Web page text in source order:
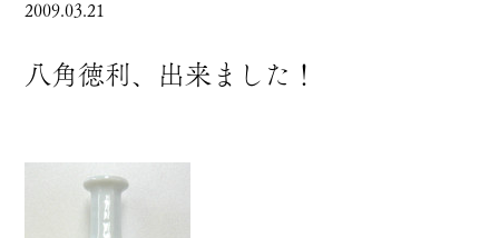
2009.03.21
八角徳利、出来ました！